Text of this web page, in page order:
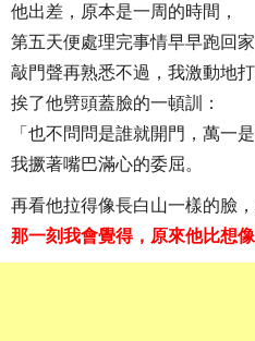
他出差，原本是一周的時間，
第五天便處理完事情早早跑回家
敲門聲再熟悉不過，我激動地打
挨了他劈頭蓋臉的一頓訓：
「也不問問是誰就開門，萬一
我撅著嘴巴滿心的委屈。
再看他拉得像長白山一樣的臉
那一刻我會覺得，原來他比想像